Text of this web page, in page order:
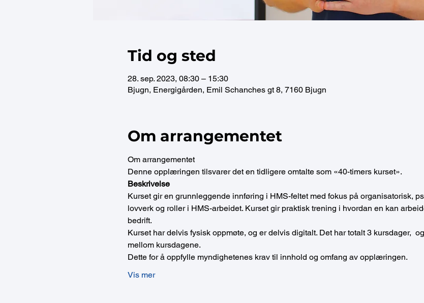
Tid og sted
28. sep. 2023, 08:30 – 15:30
Bjugn, Energigården, Emil Schanches gt 8, 7160 Bjugn
Om arrangementet
Om arrangementet
Denne opplæringen tilsvarer det en tidligere omtalte som «40-timers kurset».
Beskrivelse
Kurset gir en grunnleggende innføring i HMS-feltet med fokus på organisatorisk,
lovverk og roller i HMS-arbeidet. Kurset gir praktisk trening i hvordan en kan
bedrift.
Kurset har delvis fysisk oppmøte, og er delvis digitalt. Det har totalt 3 kursdager,
mellom kursdagene.
Dette for å oppfylle myndighetenes krav til innhold og omfang av opplæringen.
Vis mer